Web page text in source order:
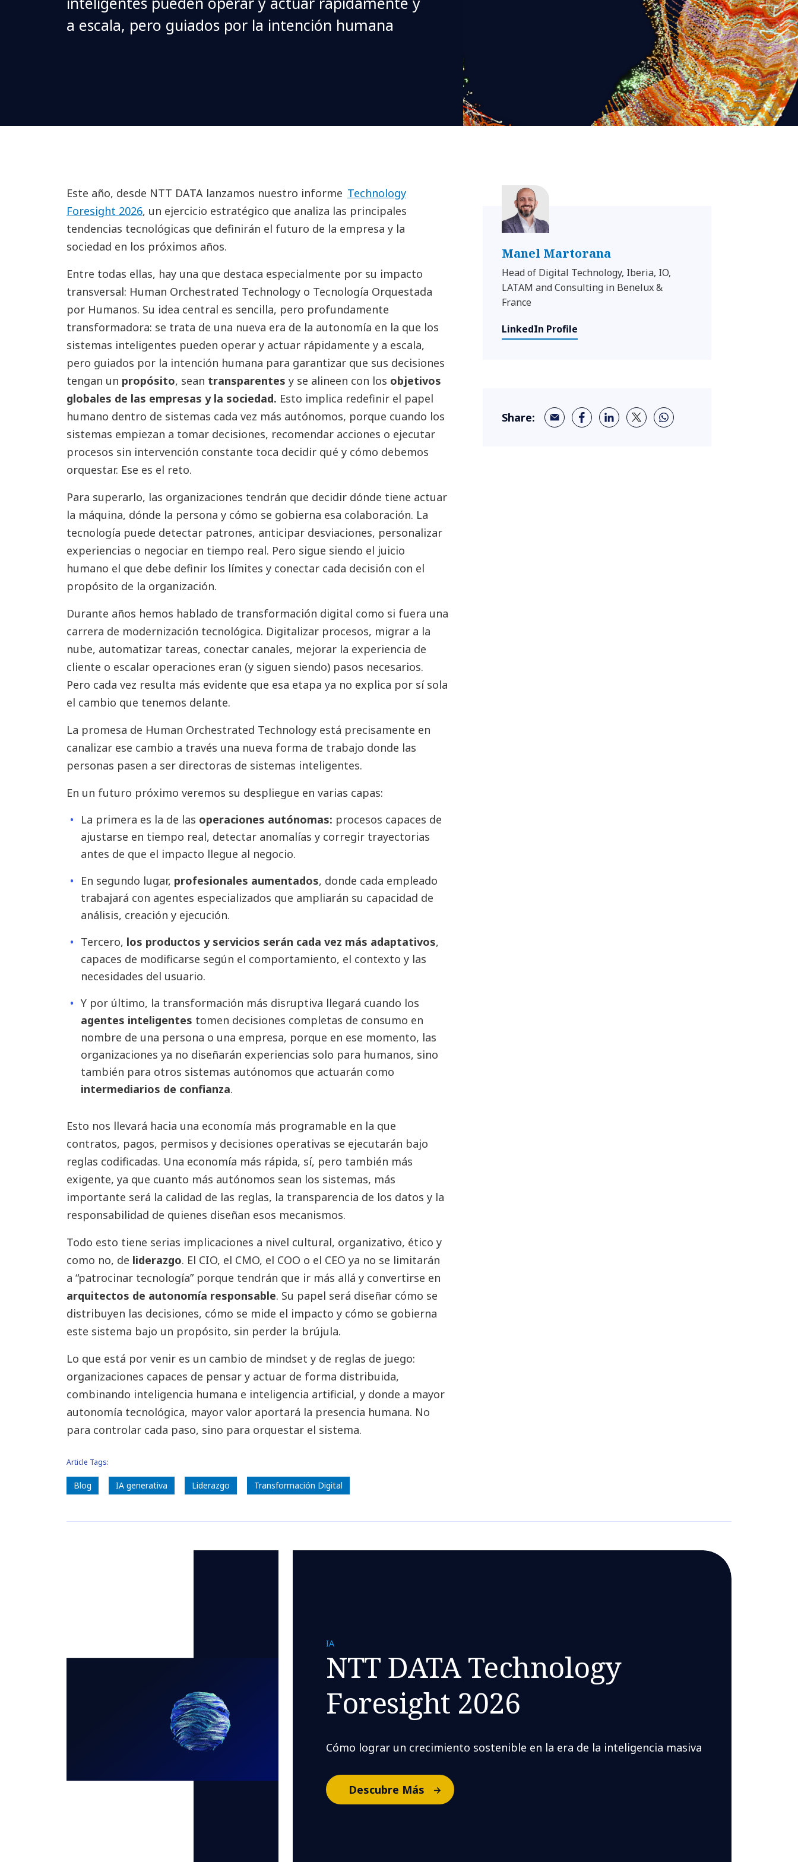
a escala, pero guiados por la intención humana
Este año, desde NTT DATA lanzamos nuestro informe Technology
Foresight 2026, un ejercicio estratégico que analiza las principales
tendencias tecnológicas que definirán el futuro de la empresa y la
sociedad en los próximos años.
Entre todas ellas, hay una que destaca especialmente por su impacto
transversal: Human Orchestrated Technology o Tecnología Orquestada
por Humanos. Su idea central es sencilla, pero profundamente
transformadora: se trata de una nueva era de la autonomía en la que los
sistemas inteligentes pueden operar y actuar rápidamente y a escala,
pero guiados por la intención humana para garantizar que sus decisiones
tengan un propósito, sean transparentes y se alineen con los objetivos
globales de las empresas y la sociedad. Esto implica redefinir el papel
humano dentro de sistemas cada vez más autónomos, porque cuando los
sistemas empiezan a tomar decisiones, recomendar acciones o ejecutar
procesos sin intervención constante toca decidir qué y cómo debemos
orquestar. Ese es el reto.
Para superarlo, las organizaciones tendrán que decidir dónde tiene actuar
la máquina, dónde la persona y cómo se gobierna esa colaboración. La
tecnología puede detectar patrones, anticipar desviaciones, personalizar
experiencias o negociar en tiempo real. Pero sigue siendo el juicio
humano el que debe definir los límites y conectar cada decisión con el
propósito de la organización.
Durante años hemos hablado de transformación digital como si fuera una
carrera de modernización tecnológica. Digitalizar procesos, migrar a la
nube, automatizar tareas, conectar canales, mejorar la experiencia de
cliente o escalar operaciones eran (y siguen siendo) pasos necesarios.
Pero cada vez resulta más evidente que esa etapa ya no explica por sí sola
el cambio que tenemos delante.
La promesa de Human Orchestrated Technology está precisamente en
canalizar ese cambio a través una nueva forma de trabajo donde las
personas pasen a ser directoras de sistemas inteligentes.
En un futuro próximo veremos su despliegue en varias capas:
La primera es la de las operaciones autónomas: procesos capaces de
ajustarse en tiempo real, detectar anomalías y corregir trayectorias
antes de que el impacto llegue al negocio.
En segundo lugar, profesionales aumentados, donde cada empleado
trabajará con agentes especializados que ampliarán su capacidad de
análisis, creación y ejecución.
Tercero, los productos y servicios serán cada vez más adaptativos,
capaces de modificarse según el comportamiento, el contexto y las
necesidades del usuario.
Y por último, la transformación más disruptiva llegará cuando los
agentes inteligentes tomen decisiones completas de consumo en
nombre de una persona o una empresa, porque en ese momento, las
organizaciones ya no diseñarán experiencias solo para humanos, sino
también para otros sistemas autónomos que actuarán como
intermediarios de confianza.
Esto nos llevará hacia una economía más programable en la que
contratos, pagos, permisos y decisiones operativas se ejecutarán bajo
reglas codificadas. Una economía más rápida, sí, pero también más
exigente, ya que cuanto más autónomos sean los sistemas, más
importante será la calidad de las reglas, la transparencia de los datos y la
responsabilidad de quienes diseñan esos mecanismos.
Todo esto tiene serias implicaciones a nivel cultural, organizativo, ético y
como no, de liderazgo. El CIO, el CMO, el COO o el CEO ya no se limitarán
a “patrocinar tecnología” porque tendrán que ir más allá y convertirse en
arquitectos de autonomía responsable. Su papel será diseñar cómo se
distribuyen las decisiones, cómo se mide el impacto y cómo se gobierna
este sistema bajo un propósito, sin perder la brújula.
Lo que está por venir es un cambio de mindset y de reglas de juego:
organizaciones capaces de pensar y actuar de forma distribuida,
combinando inteligencia humana e inteligencia artificial, y donde a mayor
autonomía tecnológica, mayor valor aportará la presencia humana. No
para controlar cada paso, sino para orquestar el sistema.
Article Tags:
Blog IA generativa Liderazgo Transformación Digital
Manel Martorana
Head of Digital Technology, Iberia, IO,
LATAM and Consulting in Benelux &
France
LinkedIn Profile
Share:
IA
NTT DATA Technology
Foresight 2026
Cómo lograr un crecimiento sostenible en la era de la inteligencia masiva
Descubre Más